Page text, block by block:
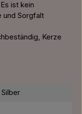
ist kein
und Sorgfalt
Kerze